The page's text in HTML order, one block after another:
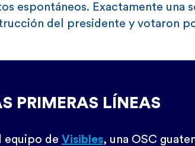
espontáneos. Exactamente una
del presidente y votaron
PRIMERAS LÍNEAS
equipo de Visibles, una OSC